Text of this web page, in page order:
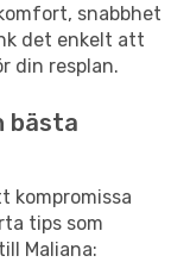
snabbhet
det enkelt att
din resplan.
bästa
kompromissa
tips som
Maliana: